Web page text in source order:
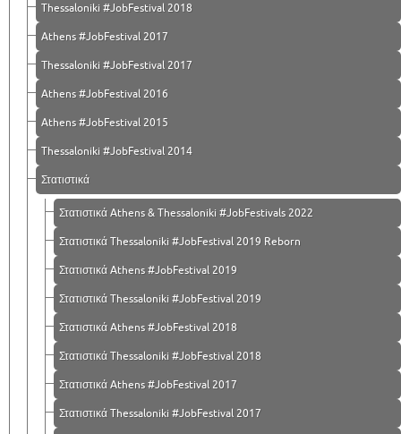
Thessaloniki #JobFestival 2018
Athens #JobFestival 2017
Τhessaloniki #JobFestival 2017
Athens #JobFestival 2016
Athens #JobFestival 2015
Thessaloniki #JobFestival 2014
Στατιστικά
Στατιστικά Athens & Thessaloniki #JobFestivals 2022
Στατιστικά Thessaloniki #JobFestival 2019 Reborn
Στατιστικά Athens #JobFestival 2019
Στατιστικά Thessaloniki #JobFestival 2019
Στατιστικά Athens #JobFestival 2018
Στατιστικά Thessaloniki #JobFestival 2018
Στατιστικά Athens #JobFestival 2017
Στατιστικά Thessaloniki #JobFestival 2017